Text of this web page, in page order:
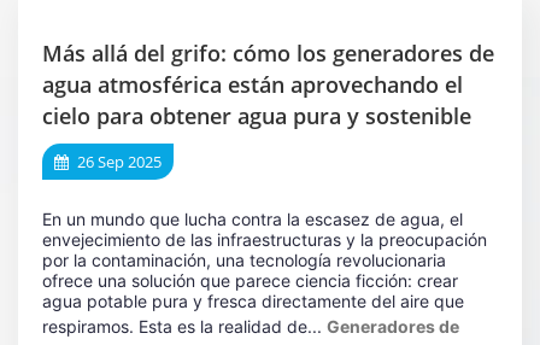
Más allá del grifo: cómo los generadores de
agua atmosférica están aprovechando el
cielo para obtener agua pura y sostenible
26 Sep 2025
En un mundo que lucha contra la escasez de agua, el
envejecimiento de las infraestructuras y la preocupación
por la contaminación, una tecnología revolucionaria
ofrece una solución que parece ciencia ficción: crear
agua potable pura y fresca directamente del aire que
respiramos. Esta es la realidad de... Generadores de